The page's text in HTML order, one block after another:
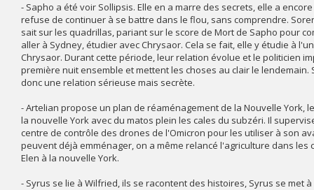
- Sapho a été voir Sollipsis. Elle en a marre des secrets, elle a
refuse de continuer à se battre dans le flou, sans comprendre.
sait sur les quadrillas, pariant sur le score de Mort de Sapho pour
aller à Sydney, étudier avec Chrysaor. Cela se fait, elle y étudie à
Chrysaor. Durant cette période, leur relation évolue et le politicien
première nuit ensemble et mettent les choses au clair le
donc une relation sérieuse mais secrète.
- Artelian propose un plan de réaménagement de la Nouvelle
la nouvelle York avec du matos plein les cales du subzéri. Il
centre de contrôle des drones de l'Omicron pour les utiliser à son
peuvent déjà emménager, on a même relancé l'agriculture dans
Elen à la nouvelle York.
- Syrus se lie à Wilfried, ils se racontent des histoires, Syrus se